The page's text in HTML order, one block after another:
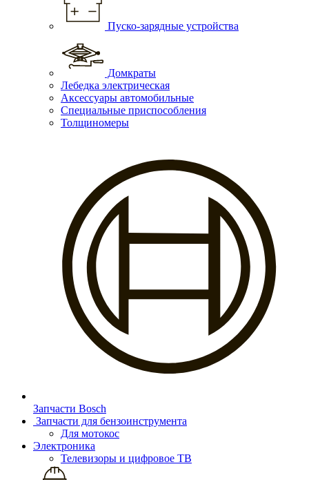
Пуско-зарядные устройства
Домкраты
Лебедка электрическая
Аксессуары автомобильные
Специальные приспособления
Толщиномеры
Запчасти Bosch
Запчасти для бензоинструмента
Для мотокос
Электроника
Телевизоры и цифровое ТВ